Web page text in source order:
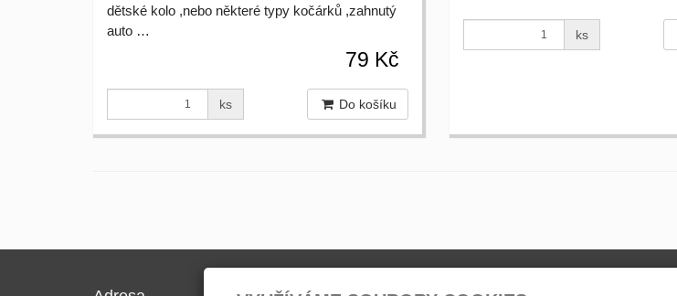
dětské kolo ,nebo některé typy kočárků ,zahnutý
auto …
79 Kč
ks Do košíku
ks